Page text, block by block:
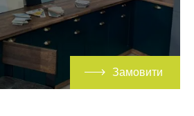
Замовити